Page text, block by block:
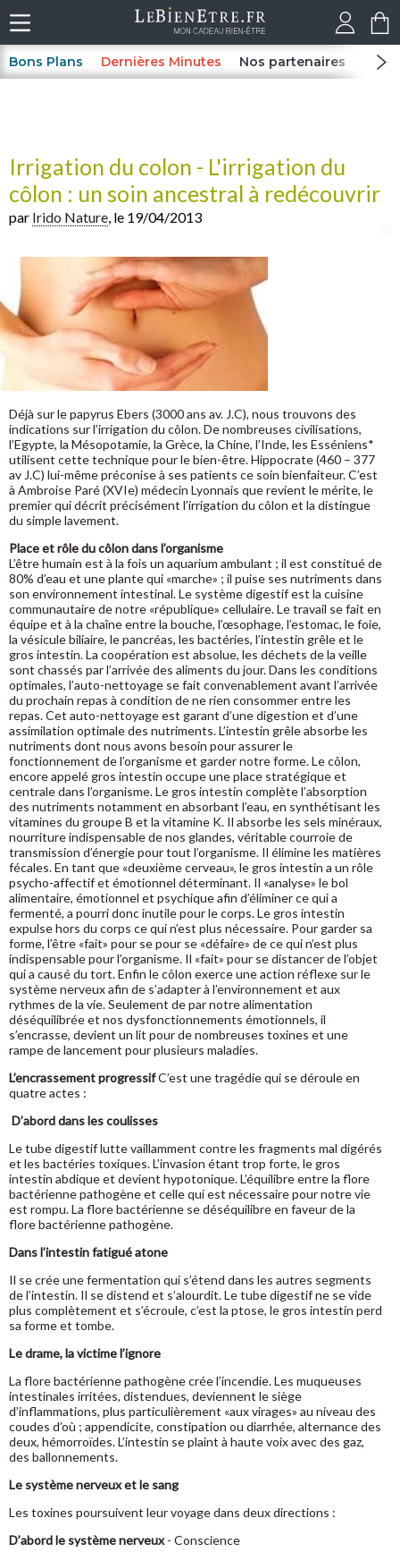
Bons Plans Dernières Minutes Nos partenaires Spas
Irrigation du colon - L'irrigation du
côlon : un soin ancestral à redécouvrir
par Irido Nature, le 19/04/2013
Déjà sur le papyrus Ebers (3000 ans av. J.C), nous trouvons des
indications sur l’irrigation du côlon. De nombreuses civilisations,
l’Egypte, la Mésopotamie, la Grèce, la Chine, l’Inde, les Esséniens*
utilisent cette technique pour le bien-être. Hippocrate (460 – 377
av J.C) lui-même préconise à ses patients ce soin bienfaiteur. C’est
à Ambroise Paré (XVIe) médecin Lyonnais que revient le mérite, le
premier qui décrit précisément l’irrigation du côlon et la distingue
du simple lavement.
Place et rôle du côlon dans l’organisme
L’être humain est à la fois un aquarium ambulant ; il est constitué de
80% d’eau et une plante qui «marche» ; il puise ses nutriments dans
son environnement intestinal. Le système digestif est la cuisine
communautaire de notre «république» cellulaire. Le travail se fait en
équipe et à la chaîne entre la bouche, l’œsophage, l’estomac, le foie,
la vésicule biliaire, le pancréas, les bactéries, l’intestin grêle et le
gros intestin. La coopération est absolue, les déchets de la veille
sont chassés par l’arrivée des aliments du jour. Dans les conditions
optimales, l’auto-nettoyage se fait convenablement avant l’arrivée
du prochain repas à condition de ne rien consommer entre les
repas. Cet auto-nettoyage est garant d’une digestion et d’une
assimilation optimale des nutriments. L’intestin grêle absorbe les
nutriments dont nous avons besoin pour assurer le
fonctionnement de l’organisme et garder notre forme. Le côlon,
encore appelé gros intestin occupe une place stratégique et
centrale dans l’organisme. Le gros intestin complète l’absorption
des nutriments notamment en absorbant l’eau, en synthétisant les
vitamines du groupe B et la vitamine K. Il absorbe les sels minéraux,
nourriture indispensable de nos glandes, véritable courroie de
transmission d’énergie pour tout l’organisme. Il élimine les matières
fécales. En tant que «deuxième cerveau», le gros intestin a un rôle
psycho-affectif et émotionnel déterminant. Il «analyse» le bol
alimentaire, émotionnel et psychique afin d’éliminer ce qui a
fermenté, a pourri donc inutile pour le corps. Le gros intestin
expulse hors du corps ce qui n’est plus nécessaire. Pour garder sa
forme, l’être «fait» pour se pour se «défaire» de ce qui n’est plus
indispensable pour l’organisme. Il «fait» pour se distancer de l’objet
qui a causé du tort. Enfin le côlon exerce une action réflexe sur le
système nerveux afin de s’adapter à l’environnement et aux
rythmes de la vie. Seulement de par notre alimentation
déséquilibrée et nos dysfonctionnements émotionnels, il
s’encrasse, devient un lit pour de nombreuses toxines et une
rampe de lancement pour plusieurs maladies.
L’encrassement progressifC’est une tragédie qui se déroule en
quatre actes :
D’abord dans les coulisses
Le tube digestif lutte vaillamment contre les fragments mal digérés
et les bactéries toxiques. L’invasion étant trop forte, le gros
intestin abdique et devient hypotonique. L’équilibre entre la flore
bactérienne pathogène et celle qui est nécessaire pour notre vie
est rompu. La flore bactérienne se déséquilibre en faveur de la
flore bactérienne pathogène.
Dans l’intestin fatigué atone
Il se crée une fermentation qui s’étend dans les autres segments
de l’intestin. Il se distend et s’alourdit. Le tube digestif ne se vide
plus complètement et s’écroule, c’est la ptose, le gros intestin perd
sa forme et tombe.
Le drame, la victime l’ignore
La flore bactérienne pathogène crée l’incendie. Les muqueuses
intestinales irritées, distendues, deviennent le siège
d’inflammations, plus particulièrement «aux virages» au niveau des
coudes d’où ; appendicite, constipation ou diarrhée, alternance des
deux, hémorroïdes. L’intestin se plaint à haute voix avec des gaz,
des ballonnements.
Le système nerveux et le sang
Les toxines poursuivent leur voyage dans deux directions :
D’abord le système nerveux- Conscience